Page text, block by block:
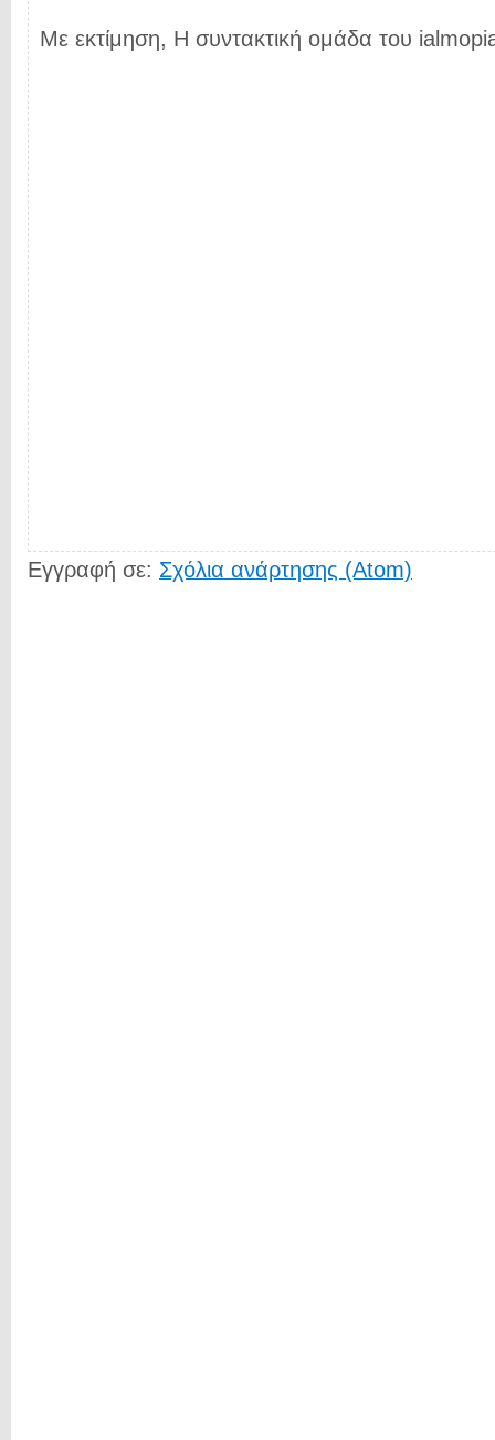
Με εκτίμηση, Η συντακτική ομάδα του
Εγγραφή σε: Σχόλια ανάρτησης (Atom)